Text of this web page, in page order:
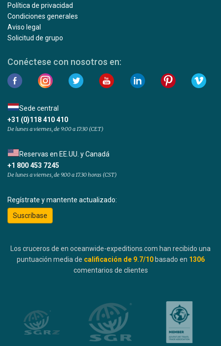
Política de privacidad
Condiciones generales
Aviso legal
Solicitud de grupo
Conéctese con nosotros en:
Sede central
+31 (0)118 410 410
De lunes a viernes, de 9:00 a 17:30 (CET)
Reservas en EE.UU. y Canadá
+1 800 453 7245
De lunes a viernes, de 9.00 a 17.30 horas (CST)
Regístrate y mantente actualizado:
Suscríbase
Los cruceros de en oceanwide-expeditions.com han recibido una
puntuación media de calificación de 9.7/10 basado en 1306
comentarios de clientes